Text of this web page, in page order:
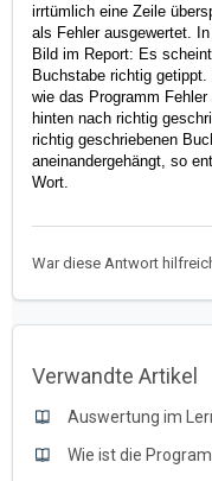
irrtümlich eine Zeile
als Fehler ausgewertet.
Bild im Report: Es
Buchstabe richtig
wie das Programm
hinten nach richtig
richtig geschriebenen
aneinandergehängt, so
Wort.
War diese Antwort
Verwandte Artikel
Auswertung im
Wie ist die